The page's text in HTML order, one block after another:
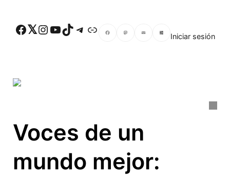
Facebook Twitter Instagram YouTube TikTok Telegram Enlace
Iniciar sesión
Voces de un
mundo mejor: